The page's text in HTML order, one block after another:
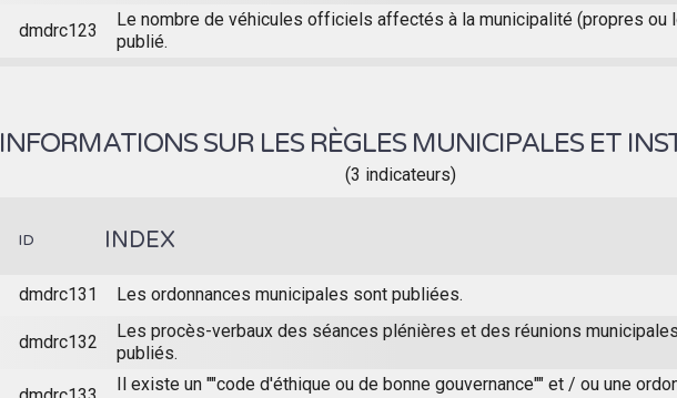
dmdrc123
Le nombre de véhicules officiels affectés à la municipalité (propres ou
publié.
INFORMATIONS SUR LES RÈGLES MUNICIPALES ET
(3 indicateurs)
ID INDEX
dmdrc131 Les ordonnances municipales sont publiées.
dmdrc132
Les procès-verbaux des séances plénières et des réunions
publiés.
Il existe un ""code d'éthique ou de bonne gouvernance"" et / ou une